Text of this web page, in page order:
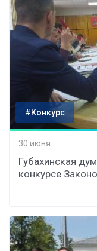
#Конкурс
30 июня
Губахинская
конкурсе